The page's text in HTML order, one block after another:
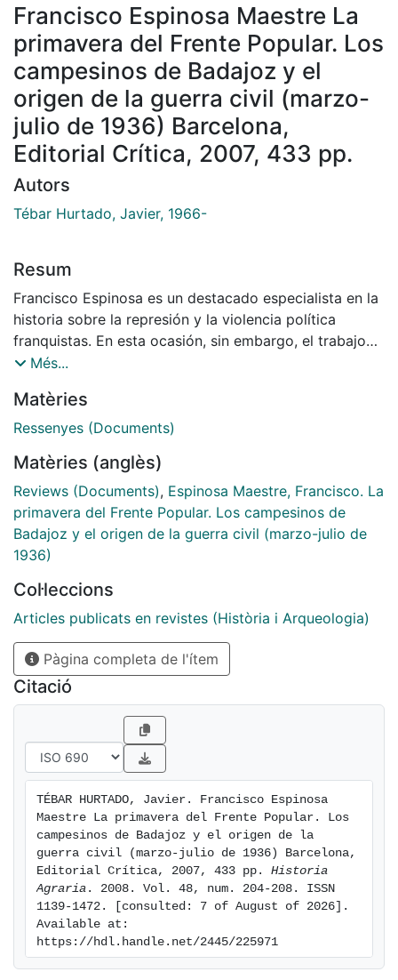
Francisco Espinosa Maestre La
primavera del Frente Popular. Los
campesinos de Badajoz y el
origen de la guerra civil (marzo-
julio de 1936) Barcelona,
Editorial Crítica, 2007, 433 pp.
Autors
Tébar Hurtado, Javier, 1966-
Resum
Francisco Espinosa es un destacado especialista en la
historia sobre la represión y la violencia política
franquistas. En esta ocasión, sin embargo, el trabajo
que aquí se reseña constituye una investigación sobre
Esta provincia reúne una serie de condiciones que
hacen de ella un territorio clave, de entre las zonas
republicana, como son: el conflicto y las tensiones
tradicionales en torno a la propiedad y explotación de
la tierra, el protagonismo político en la aplicación y en
las respuestas ante la reforma agraria, y, por último, la
aparición de manera simultánea de la
a partir de julio de 1936.
Més...
Matèries
Ressenyes (Documents)
Matèries (anglès)
Reviews (Documents), Espinosa Maestre, Francisco. La
primavera del Frente Popular. Los campesinos de
Badajoz y el origen de la guerra civil (marzo-julio de
1936)
Col·leccions
Articles publicats en revistes (Història i Arqueologia)
Pàgina completa de l'ítem
Citació
TÉBAR HURTADO, Javier. Francisco Espinosa
Maestre La primavera del Frente Popular. Los
campesinos de Badajoz y el origen de la
guerra civil (marzo-julio de 1936) Barcelona,
Editorial Crítica, 2007, 433 pp. Historia
Agraria . 2008. Vol. 48, num. 204-208. ISSN
1139-1472. [consulted: 7 of August of 2026].
Available at:
https://hdl.handle.net/2445/225971